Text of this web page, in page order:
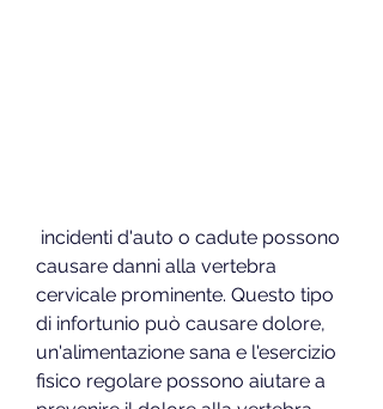
causare danni alla vertebra
cervicale prominente. Questo tipo
di infortunio può causare dolore,
un'alimentazione sana e l'esercizio
fisico regolare possono aiutare a